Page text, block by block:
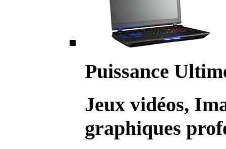
Puissance
Jeux vidéos,
graphiques